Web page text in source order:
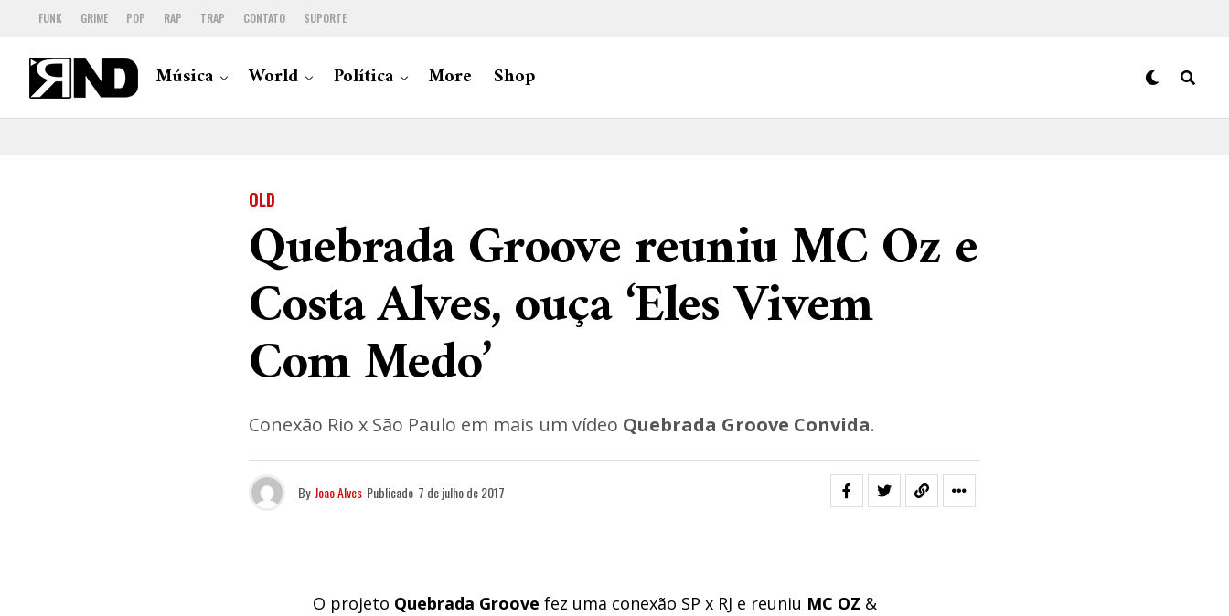
FUNK GRIME POP RAP TRAP CONTATO SUPORTE
Música World Política More Shop
OLD
Quebrada Groove reuniu MC Oz e
Costa Alves, ouça ‘Eles Vivem
Com Medo’
Conexão Rio x São Paulo em mais um vídeo Quebrada Groove Convida.
By Joao Alves Publicado 7 de julho de 2017
O projeto Quebrada Groove fez uma conexão SP x RJ e reuniu MC OZ &